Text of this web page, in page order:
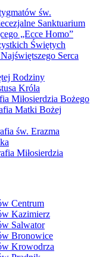
św.
Sanktuarium
„Ecce Homo”
Świętych
Serca
Rodziny
Króla
Miłosierdzia Bożego
Matki Bożej
św. Erazma
Miłosierdzia
Boskiej
Maryi
Matki Bożej
Świętych
Centrum
Kazimierz
Salwator
Bronowice
Krowodrza